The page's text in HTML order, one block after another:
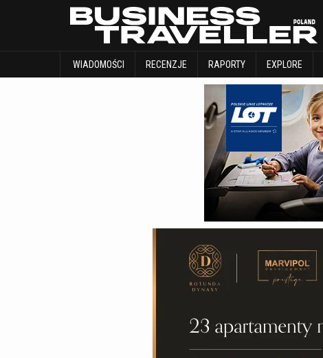
WIADOMOŚCI RECENZJE RAPORTY EXPLORE
WIADOMOŚCI RECENZJE